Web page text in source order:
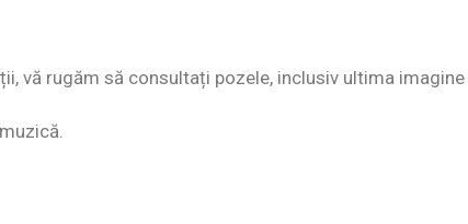
vă rugăm să consultați pozele, inclusiv ultima